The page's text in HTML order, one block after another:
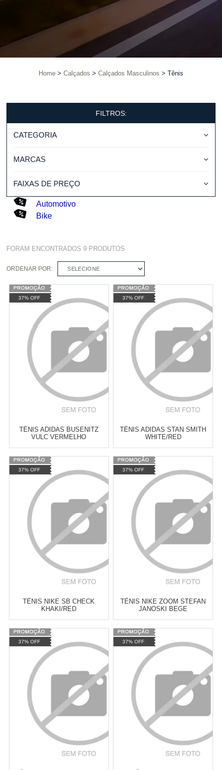
Home Calçados Calçados Masculinos Tênis
FILTROS:
CATEGORIA
MARCAS
FAIXAS DE PREÇO
Automotivo
Bike
FORAM ENCONTRADOS9 PRODUTOS
ORDENAR POR: SELECIONE
37% OFF
TÊNIS ADIDAS BUSENITZ
VULC VERMELHO
Varejo:
Atacado: R$ 2.550,90 (Apenas
Revendedor)
10 x
Cat:
COMPRAR
37% OFF
TÊNIS ADIDAS STAN SMITH
WHITE/RED
Varejo:
Atacado: R$ 2.550,90 (Apenas
Revendedor)
10
Cat:
COMPRAR
37% OFF
TÊNIS NIKE SB CHECK
KHAKI/RED
Varejo:
Atacado: R$ 2.550,90 (Apenas
Revendedor)
10 x
Cat:
COMPRAR
37% OFF
TÊNIS NIKE ZOOM STEFAN
JANOSKI BEGE
Varejo:
Atacado: R$ 2.550,90 (Apenas
Revendedor)
10
Cat:
COMPRAR
37% OFF 37% OFF